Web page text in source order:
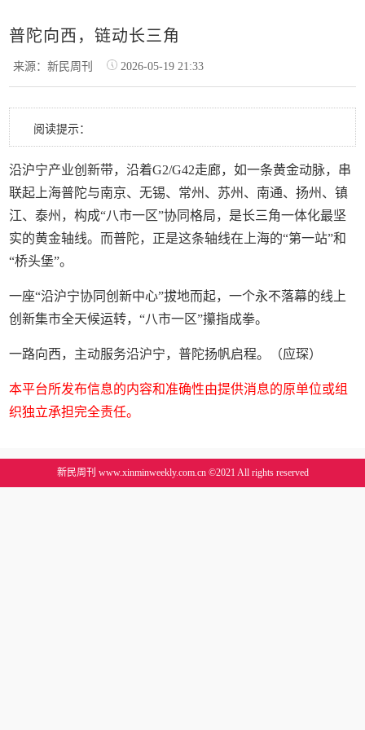
普陀向西，链动长三角
来源：新民周刊 2026-05-19 21:33
阅读提示：
沿沪宁产业创新带，沿着G2/G42走廊，如一条黄金动脉，串
联起上海普陀与南京、无锡、常州、苏州、南通、扬州、镇
江、泰州，构成“八市一区”协同格局，是长三角一体化最坚
实的黄金轴线。而普陀，正是这条轴线在上海的“第一站”和
“桥头堡”。
一座“沿沪宁协同创新中心”拔地而起，一个永不落幕的线上
创新集市全天候运转，“八市一区”攥指成拳。
一路向西，主动服务沿沪宁，普陀扬帆启程。（应琛）
本平台所发布信息的内容和准确性由提供消息的原单位或组
织独立承担完全责任。
新民周刊 www.xinminweekly.com.cn ©2021 All rights reserved